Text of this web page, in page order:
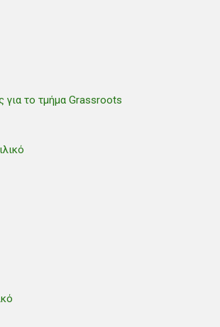
για το τμήμα Grassroots